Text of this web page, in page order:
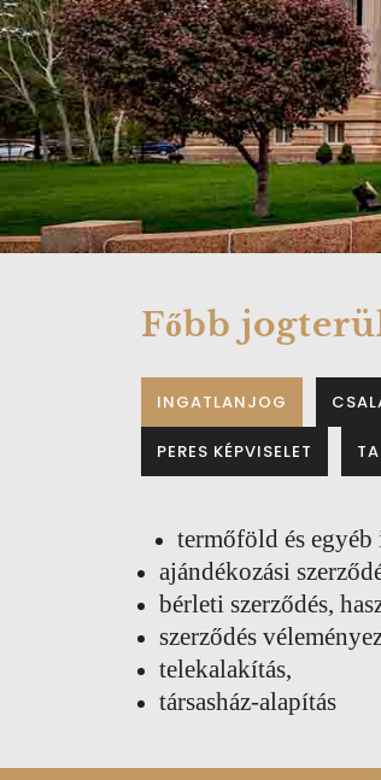
r
e
v
i
o
u
s
Főbb
INGATLANJOG
PERES KÉPVISELET
termőföld és egyéb
ajándékozási
bérleti szerződés,
szerződés
telekalakítás,
társasház-alapítás